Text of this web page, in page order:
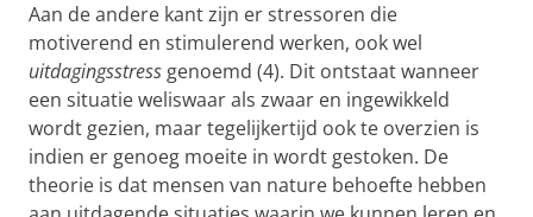
Aan de andere kant zijn er stressoren die
motiverend en stimulerend werken, ook wel
uitdagingsstress genoemd (4). Dit ontstaat wanneer
een situatie weliswaar als zwaar en ingewikkeld
wordt gezien, maar tegelijkertijd ook te overzien is
indien er genoeg moeite in wordt gestoken. De
theorie is dat mensen van nature behoefte hebben